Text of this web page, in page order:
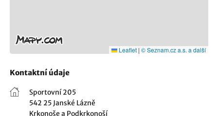
Leaflet | © Seznam.cz a.s. a další
Kontaktní údaje
Sportovní 205
542 25 Janské Lázně
Krkonoše a Podkrkonoší